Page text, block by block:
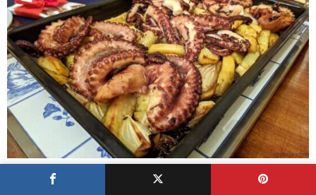
Tradicional Polvo Assado no Forno